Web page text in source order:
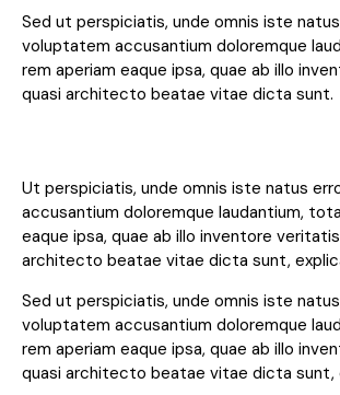
Sed ut perspiciatis, unde omnis iste
voluptatem accusantium doloremque
rem aperiam eaque ipsa, quae ab illo
quasi architecto beatae vitae dicta sunt.
Ut perspiciatis, unde omnis iste natus
accusantium doloremque laudantium,
eaque ipsa, quae ab illo inventore
architecto beatae vitae dicta sunt,
Sed ut perspiciatis, unde omnis iste
voluptatem accusantium doloremque
rem aperiam eaque ipsa, quae ab illo
quasi architecto beatae vitae dicta sunt,